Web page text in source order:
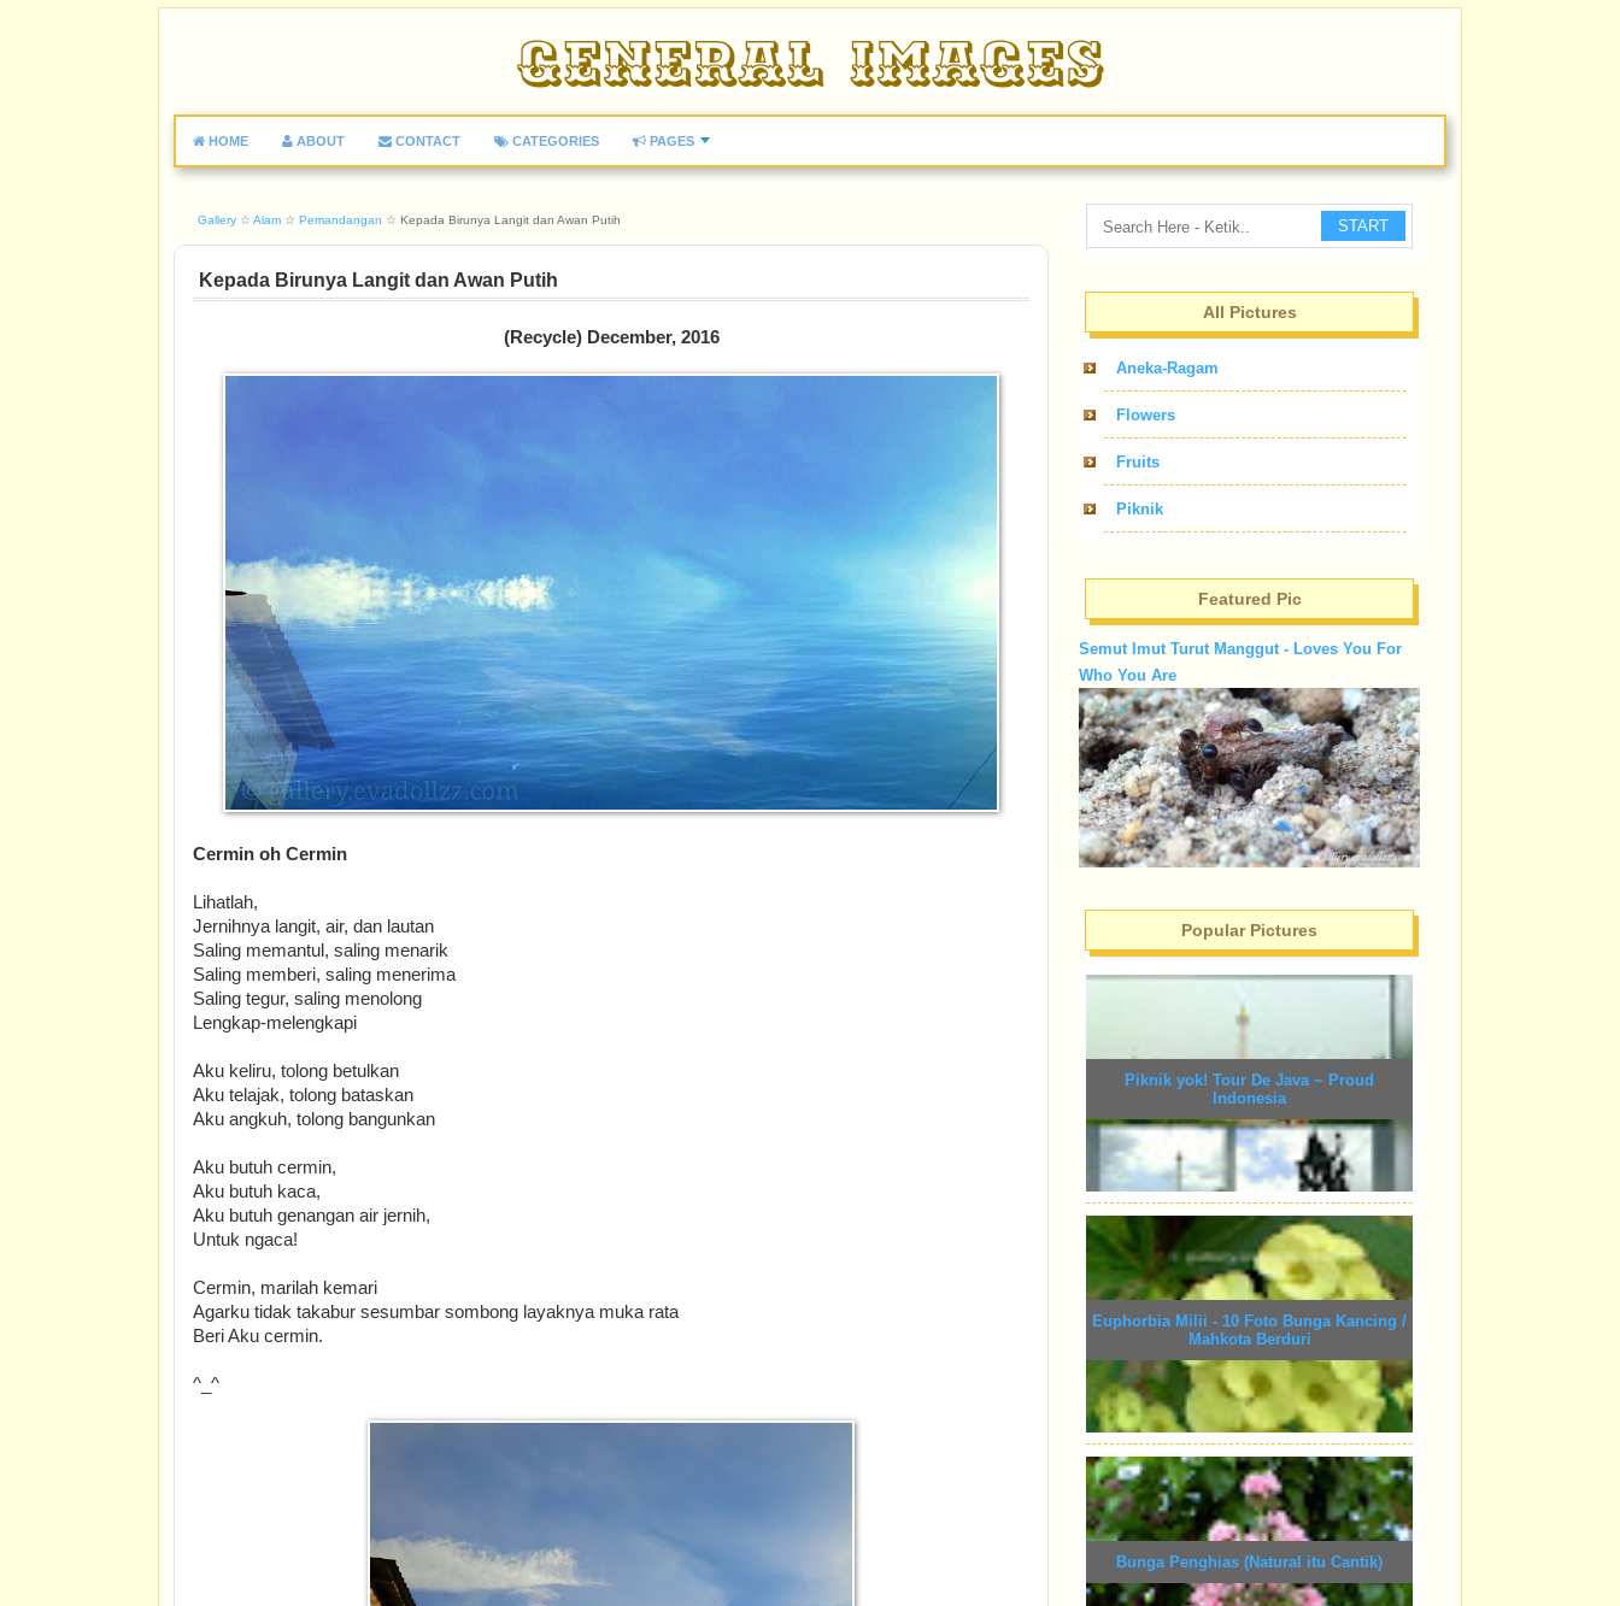
HOME ABOUT CONTACT CATEGORIES PAGES
Gallery ☆ Alam ☆ Pemandangan ☆ Kepada Birunya Langit dan Awan Putih
Kepada Birunya Langit dan Awan Putih
(Recycle) December, 2016
Cermin oh Cermin
Lihatlah,
Jernihnya langit, air, dan lautan
Saling memantul, saling menarik
Saling memberi, saling menerima
Saling tegur, saling menolong
Lengkap-melengkapi
Aku keliru, tolong betulkan
Aku telajak, tolong bataskan
Aku angkuh, tolong bangunkan
Aku butuh cermin,
Aku butuh kaca,
Aku butuh genangan air jernih,
Untuk ngaca!
Cermin, marilah kemari
Agarku tidak takabur sesumbar sombong layaknya muka rata
Beri Aku cermin.
^_^
START
All Pictures
Aneka-Ragam
Flowers
Fruits
Piknik
Featured Pic
Semut Imut Turut Manggut - Loves You For
Who You Are
Popular Pictures
Piknik yok! Tour De Java ~ Proud
Indonesia
Euphorbia Milii - 10 Foto Bunga Kancing /
Mahkota Berduri
Bunga Penghias (Natural itu Cantik)